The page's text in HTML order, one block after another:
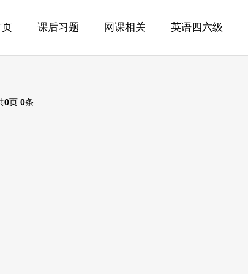
课后习题 网课相关 英语四六级
0页 0条